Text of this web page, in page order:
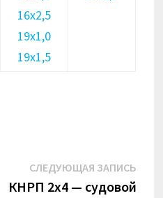
16х2,5
19х1,0
19х1,5
СЛЕДУЮЩАЯ ЗАПИСЬ
КНРП 2х4 — судовой